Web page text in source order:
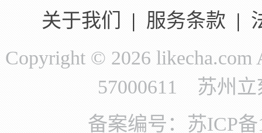
关于我们 | 服务条款 |
Copyright © 2026 likecha.com
57000611 苏州立
备案编号：苏ICP备